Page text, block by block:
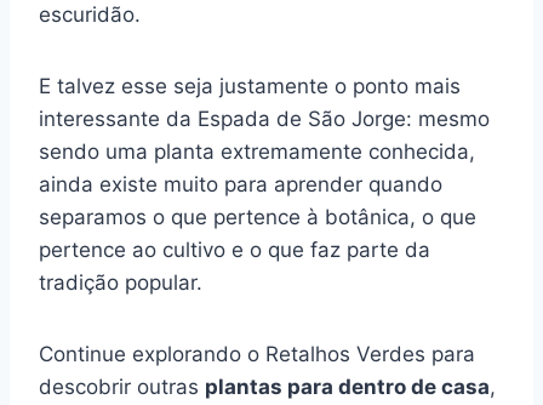
escuridão.
E talvez esse seja justamente o ponto mais
interessante da Espada de São Jorge: mesmo
sendo uma planta extremamente conhecida,
ainda existe muito para aprender quando
separamos o que pertence à botânica, o que
pertence ao cultivo e o que faz parte da
tradição popular.
Continue explorando o Retalhos Verdes para
descobrir outras plantas para dentro de casa,